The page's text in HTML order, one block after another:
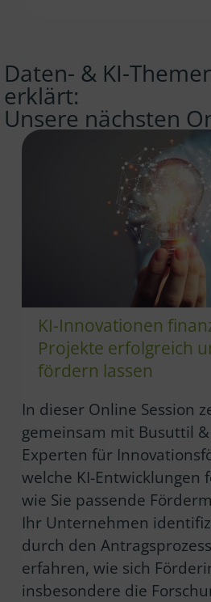
Daten- & KI-
erklärt:
Unsere nächsten
KI-Innovationen
Projekte erfolgreich
fördern lassen
In dieser Online Session
gemeinsam mit Busuttil
Experten für
welche KI-Entwicklungen
wie Sie passende
Ihr Unternehmen
durch den
erfahren, wie sich
insbesondere die